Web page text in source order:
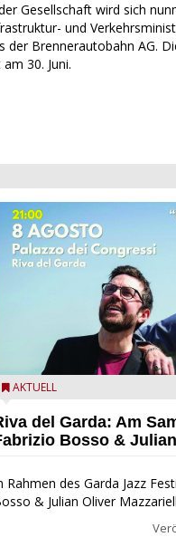
Gesellschaft wird sich
und
Brennerautobahn AG.
30. Juni.
Fabrizio Bosso & Julian Oliver
AKTUELL
del Garda: Am
Bosso &
Rahmen des Garda Jazz
& Julian Oliver